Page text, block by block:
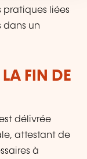
pratiques liées
dans un
FIN DE
délivrée
attestant de
à